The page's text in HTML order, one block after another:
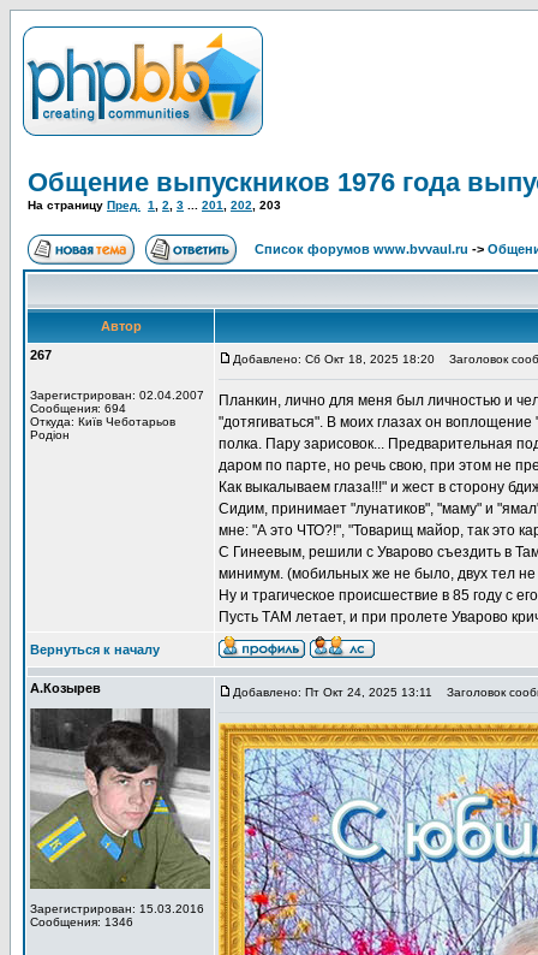
Общение выпускников 1976 года
На страницу Пред. 1 2 3 201 202 203
Список форумов www.bvvaul.ru ->
Автор
267
Зарегистрирован: 02.04.2007
Сообщения: 694
Откуда: Київ Чеботарьов
Родіон
Добавлено: Сб Окт 18, 2025 18:20 Заголовок
Планкин, лично для меня был личностью и
"дотягиваться". В моих глазах он
полка. Пару зарисовок... Предварительная
даром по парте, но речь свою, при этом не
Как выкалываем глаза!!!" и жест в сторону
Сидим, принимает "лунатиков", "маму" и
мне: "А это ЧТО?!", "Товарищ майор, так это
С Гинеевым, решили с Уварово съездить в
минимум. (мобильных же не было, двух тел
Ну и трагическое происшествие в 85 году с
Пусть ТАМ летает, и при пролете Уварово
Вернуться к началу
А.Козырев
Зарегистрирован: 15.03.2016
Сообщения: 1346
Добавлено: Пт Окт 24, 2025 13:11 Заголовок